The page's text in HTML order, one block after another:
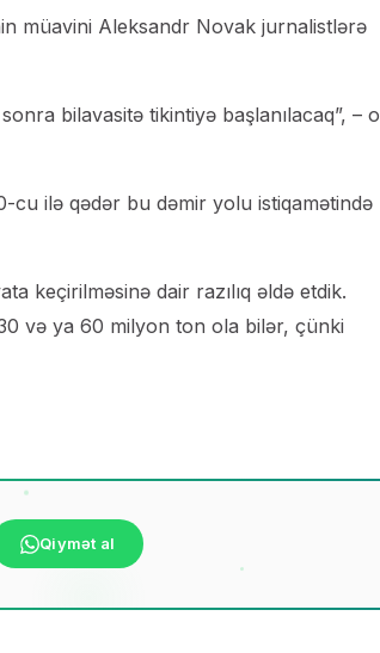
müavini Aleksandr Novak jurnalistlərə
bilavasitə tikintiyə başlanılacaq”, – o
cu ilə qədər bu dəmir yolu istiqamətində
keçirilməsinə dair razılıq əldə etdik.
və ya 60 milyon ton ola bilər, çünki
Qiymət al